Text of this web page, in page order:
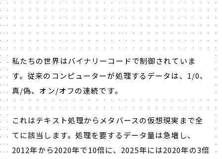
私たちの世界はバイナリーコードで制御されていま
す。従来のコンピューターが処理するデータは、1/0、
真/偽、オン/オフの連続です。
これはテキスト処理からメタバースの仮想現実まで全
てに該当します。処理を要するデータ量は急増し、
2012年から2020年で10倍に、2025年には2020年の3倍